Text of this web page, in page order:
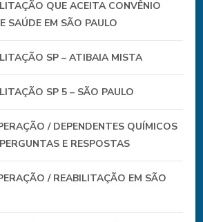
QUE ACEITA CONVÊNIO
SAÚDE EM SÃO PAULO
SP – ATIBAIA MISTA
SP 5 – SÃO PAULO
/ DEPENDENTES QUÍMICOS
E RESPOSTAS
/ REABILITAÇÃO EM SÃO